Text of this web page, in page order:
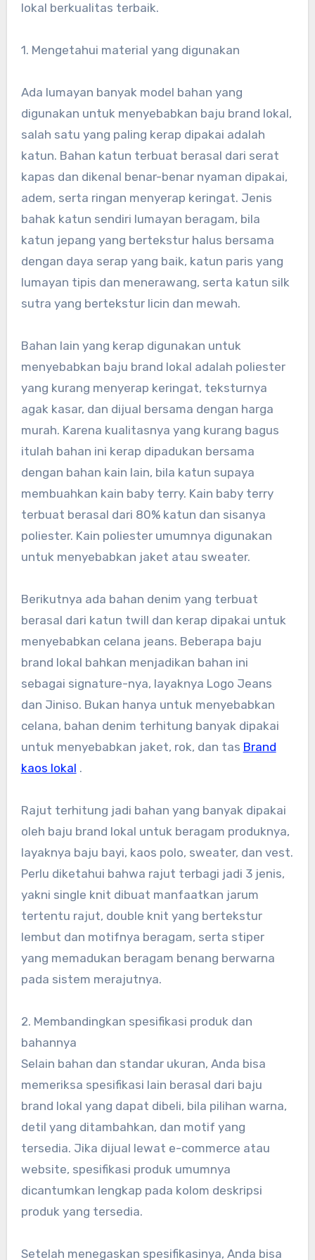
lokal berkualitas terbaik.
1. Mengetahui material yang digunakan
Ada lumayan banyak model bahan yang
digunakan untuk menyebabkan baju brand lokal,
salah satu yang paling kerap dipakai adalah
katun. Bahan katun terbuat berasal dari serat
kapas dan dikenal benar-benar nyaman dipakai,
adem, serta ringan menyerap keringat. Jenis
bahak katun sendiri lumayan beragam, bila
katun jepang yang bertekstur halus bersama
dengan daya serap yang baik, katun paris yang
lumayan tipis dan menerawang, serta katun silk
sutra yang bertekstur licin dan mewah.
Bahan lain yang kerap digunakan untuk
menyebabkan baju brand lokal adalah poliester
yang kurang menyerap keringat, teksturnya
agak kasar, dan dijual bersama dengan harga
murah. Karena kualitasnya yang kurang bagus
itulah bahan ini kerap dipadukan bersama
dengan bahan kain lain, bila katun supaya
membuahkan kain baby terry. Kain baby terry
terbuat berasal dari 80% katun dan sisanya
poliester. Kain poliester umumnya digunakan
untuk menyebabkan jaket atau sweater.
Berikutnya ada bahan denim yang terbuat
berasal dari katun twill dan kerap dipakai untuk
menyebabkan celana jeans. Beberapa baju
brand lokal bahkan menjadikan bahan ini
sebagai signature-nya, layaknya Logo Jeans
dan Jiniso. Bukan hanya untuk menyebabkan
celana, bahan denim terhitung banyak dipakai
untuk menyebabkan jaket, rok, dan tas Brand
kaos lokal .
Rajut terhitung jadi bahan yang banyak dipakai
oleh baju brand lokal untuk beragam produknya,
layaknya baju bayi, kaos polo, sweater, dan vest.
Perlu diketahui bahwa rajut terbagi jadi 3 jenis,
yakni single knit dibuat manfaatkan jarum
tertentu rajut, double knit yang bertekstur
lembut dan motifnya beragam, serta stiper
yang memadukan beragam benang berwarna
pada sistem merajutnya.
2. Membandingkan spesifikasi produk dan
bahannya
Selain bahan dan standar ukuran, Anda bisa
memeriksa spesifikasi lain berasal dari baju
brand lokal yang dapat dibeli, bila pilihan warna,
detil yang ditambahkan, dan motif yang
tersedia. Jika dijual lewat e-commerce atau
website, spesifikasi produk umumnya
dicantumkan lengkap pada kolom deskripsi
produk yang tersedia.
Setelah menegaskan spesifikasinya, Anda bisa